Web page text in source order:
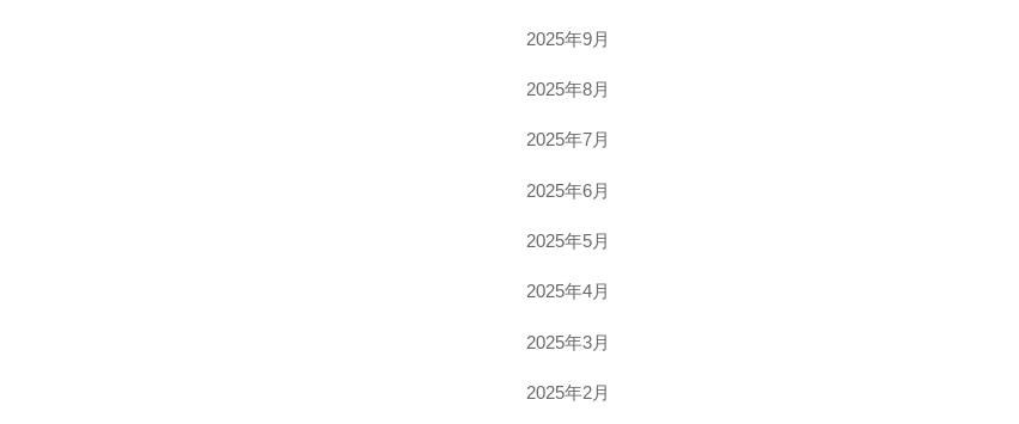
2025年9月
2025年8月
2025年7月
2025年6月
2025年5月
2025年4月
2025年3月
2025年2月